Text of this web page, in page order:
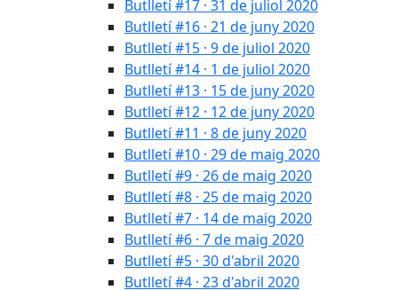
Butlletí #17 · 31 de juliol 2020
Butlletí #16 · 21 de juny 2020
Butlletí #15 · 9 de juliol 2020
Butlletí #14 · 1 de juliol 2020
Butlletí #13 · 15 de juny 2020
Butlletí #12 · 12 de juny 2020
Butlletí #11 · 8 de juny 2020
Butlletí #10 · 29 de maig 2020
Butlletí #9 · 26 de maig 2020
Butlletí #8 · 25 de maig 2020
Butlletí #7 · 14 de maig 2020
Butlletí #6 · 7 de maig 2020
Butlletí #5 · 30 d'abril 2020
Butlletí #4 · 23 d'abril 2020